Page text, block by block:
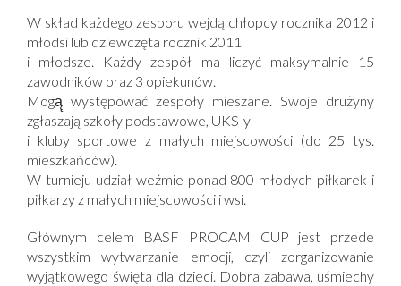
W skład każdego zespołu wejdą chłopcy rocznika 2012 i
młodsi lub dziewczęta rocznik 2011
i młodsze. Każdy zespół ma liczyć maksymalnie 15
zawodników oraz 3 opiekunów.
Mogą̨ występować zespoły mieszane. Swoje drużyny
zgłaszają szkoły podstawowe, UKS-y
i kluby sportowe z małych miejscowości (do 25 tys.
mieszkańców).
W turnieju udział weźmie ponad 800 młodych piłkarek i
piłkarzy z małych miejscowości i wsi.
Głównym celem BASF PROCAM CUP jest przede
wszystkim wytwarzanie emocji, czyli zorganizowanie
wyjątkowego święta dla dzieci. Dobra zabawa, uśmiechy